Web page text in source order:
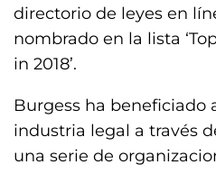
directorio de leyes en
nombrado en la lista
in 2018’.
Burgess ha beneficiado
industria legal a través
una serie de